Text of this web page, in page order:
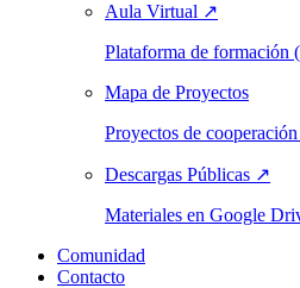
Aula Virtual ↗
Plataforma de formación
Mapa de Proyectos
Proyectos de
Descargas Públicas ↗
Materiales en Google
Comunidad
Contacto